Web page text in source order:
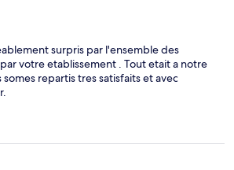
surpris par l'ensemble des
votre etablissement . Tout etait a notre
repartis tres satisfaits et avec